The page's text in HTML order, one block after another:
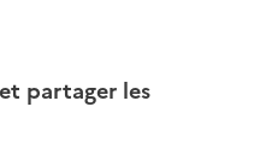
partager les